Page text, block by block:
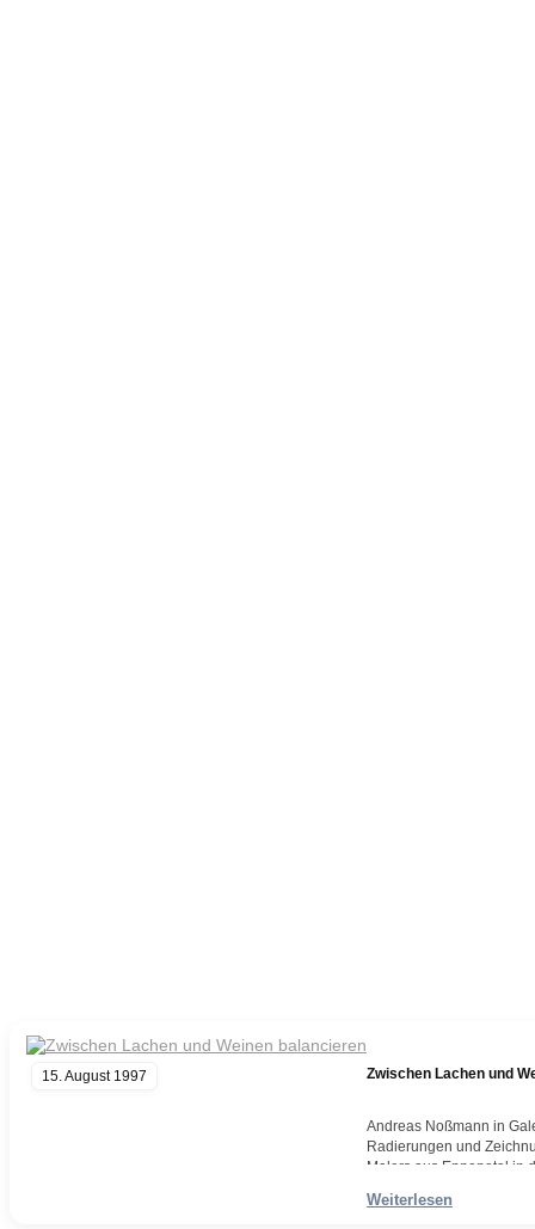
15. August 1997 Zwischen Lachen und
Andreas Noßmann in
Radierungen und
Malers aus Ennepetal in
Weiterlesen
Weiterlesen